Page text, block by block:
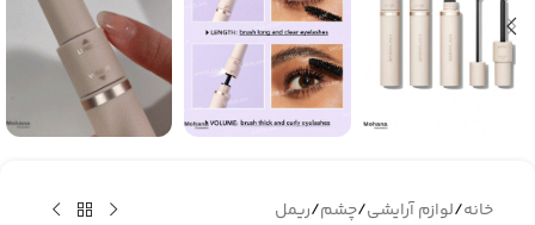
خانه/لوازم آرایشی/چشم/ریمل